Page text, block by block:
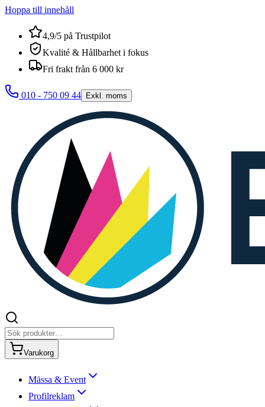
Hoppa till innehåll
4,9/5 på Trustpilot
Kvalité & Hållbarhet i fokus
Fri frakt från 6 000 kr
010 - 750 09 44 Exkl. moms
Varukorg
Mässa & Event
Profilreklam